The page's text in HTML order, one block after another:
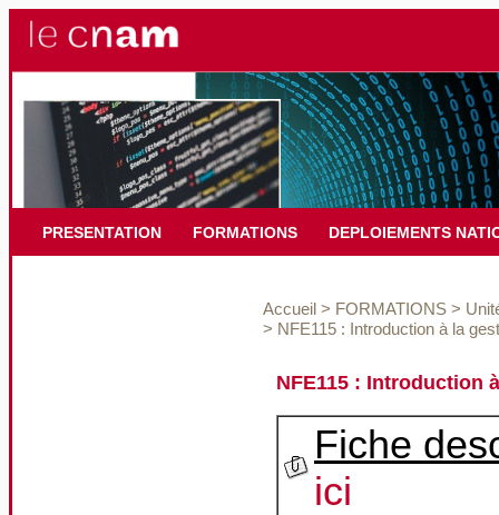
PRESENTATION FORMATIONS DEPLOIEMENTS
Accueil > FORMATIONS >
> NFE115 : Introduction à la
NFE115 : Introduction
Fiche
ici